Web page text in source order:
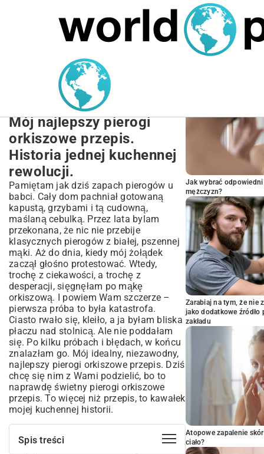
MARIUSZ ŁAMAGA 27.09.2025
Pierogi Orkiszowe
Przepis: Krok po Kroku,
Zdrowe i Pyszne Danie
Mój najlepszy pierogi
orkiszowe przepis.
Historia jednej kuchennej
rewolucji.
Pamiętam jak dziś zapach pierogów u
babci. Cały dom pachniał gotowaną
kapustą, grzybami i tą cudowną,
maślaną cebulką. Przez lata bylam
przekonana, że nic nie przebije
klasycznych pierogów z białej, pszennej
mąki. Aż do dnia, kiedy mój żołądek
zaczął głośno protestować. Wtedy,
trochę z ciekawości, a trochę z
desperacji, sięgnęłam po mąkę
orkiszową. I powiem Wam szczerze –
pierwsza próba to była katastrofa.
Ciasto rwało się, kleiło, a ja byłam bliska
płaczu nad stolnicą. Ale nie poddałam
się. Po kilku próbach i błędach, w końcu
znalazłam go. Mój idealny, niezawodny,
najlepszy pierogi orkiszowe przepis. Dziś
chcę się nim z Wami podzielić, bo to
naprawdę świetny pierogi orkiszowe
przepis. To więcej niż przepis, to kawałek
mojej kuchennej historii.
Spis treści
Jak wybrać
mężczyzn?
Zarabiaj na tym, że nie
jako dodatkowe
zakładu
Atopowe zapalenie
ciało?